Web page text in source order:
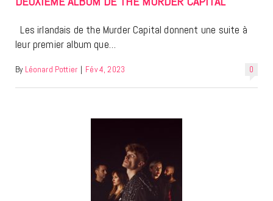
Les irlandais de the Murder Capital donnent une suite à
leur premier album que…
0
By Léonard Pottier | Fév 4, 2023